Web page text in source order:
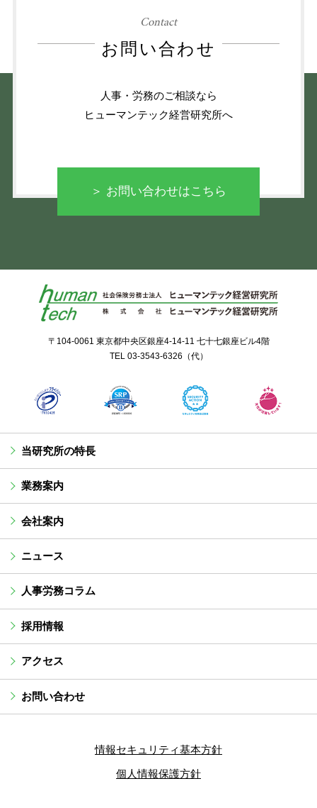
Contact
お問い合わせ
人事・労務のご相談なら
ヒューマンテック経営研究所へ
＞ お問い合わせはこちら
〒104-0061 東京都中央区銀座4-14-11 七十七銀座ビル4階
TEL 03-3543-6326 （代）
当研究所の特長
業務案内
会社案内
ニュース
人事労務コラム
採用情報
アクセス
お問い合わせ
情報セキュリティ基本方針
個人情報保護方針